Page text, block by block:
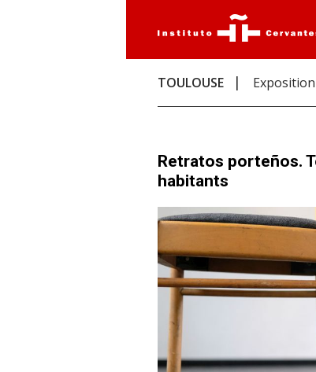
TOULOUSE Exposition
Retratos porteños.
habitants